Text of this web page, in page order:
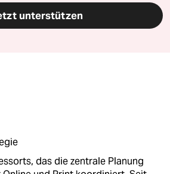
unterstützen
das die zentrale Planung